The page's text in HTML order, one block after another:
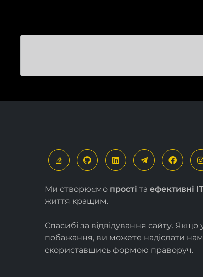
Ми створюємо прості та ефективні
життя кращим.
Спасибі за відвідування сайту.
побажання, ви можете надіслати
скориставшись формою праворуч.